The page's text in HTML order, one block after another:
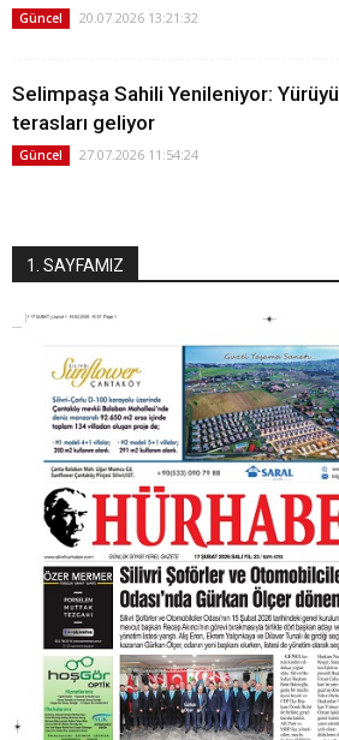
Güncel 20.07.2026 13:21:32
Selimpaşa Sahili Yenileniyor:
terasları geliyor
Güncel 27.07.2026 11:54:24
1. SAYFAMIZ